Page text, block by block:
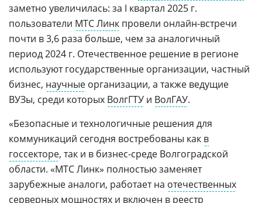
заметно увеличилась: за I квартал 2025 г.
пользователи МТС Линк провели онлайн-встречи
почти в 3,6 раза больше, чем за аналогичный
период 2024 г. Отечественное решение в регионе
используют государственные организации, частный
бизнес, научные организации, а также ведущие
ВУЗы, среди которых ВолгГТУ и ВолГАУ.
«Безопасные и технологичные решения для
коммуникаций сегодня востребованы как в
госсекторе, так и в бизнес-среде Волгоградской
области. «МТС Линк» полностью заменяет
зарубежные аналоги, работает на отечественных
серверных мощностях и включен в реестр